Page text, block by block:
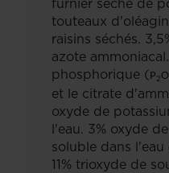
touteaux
raisins séchés.
azote
phosphorique ( P2O
et le citrate
oxyde de
l'eau. 3% oxyde
soluble dans
11% trioxyde de